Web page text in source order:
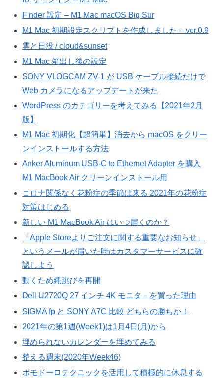
Finder 設定 – M1 Mac macOS Big Sur
M1 Mac 初期設定スクリプトを作成しました – ver.0.9
雲と日没 / cloud&sunset
M1 Mac 箱出し後の設定
SONY VLOGCAM ZV-1 が USB ケーブル接続だけで
Web カメラになるアップデートが来た
WordPress のカテゴリーを考えてみる【2021年2月
版】
M1 Mac 初期化【超簡単】消去から macOS をクリー
ンインストールする方法
Anker Aluminum USB-C to Ethernet Adapter を購入
M1 MacBook Air クリーンインストール用
コロナ関係なく花粉症の季節は来る 2021年の花粉症
対策はじめる
新しい M1 MacBook Air はいつ届くのか？
「Apple Storeよりご注文に関する重要なお知らせ」
というメールが届いた時はカスタマーサービスに確
認しよう
動くため縄跳びを再開
Dell U2720Q 27 インチ 4K モニタ－を買った理由
SIGMA fp と SONY A7C 比較 どちらの勝ちか！
2021年の第1週(Week1)は1月4日(月)から
埋められないカレンダーを埋めてみる
整える週末(2020年Week46)
ポモドーロテクニックを活用して積極的に休息する